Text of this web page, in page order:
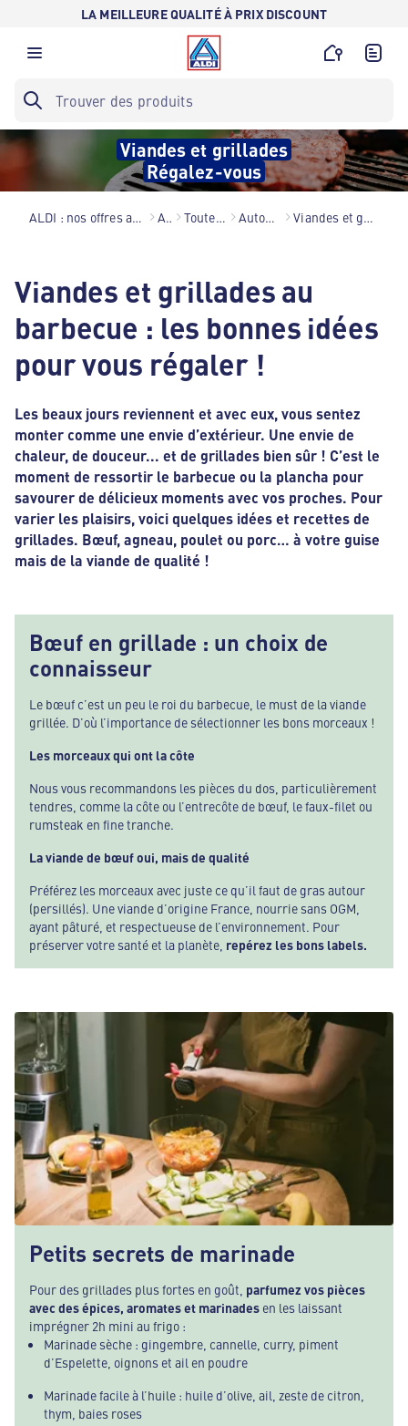
LA MEILLEURE QUALITÉ À PRIX DISCOUNT
Viandes et grillades
Régalez-vous
ALDI : nos offres au meilleur prix toute l’année ! Astuces Toutes nos astuces Autour de la viande Viandes et grillades au barbecue
Viandes et grillades au
barbecue : les bonnes idées
pour vous régaler !
Les beaux jours reviennent et avec eux, vous sentez
monter comme une envie d’extérieur. Une envie de
chaleur, de douceur... et de grillades bien sûr ! C’est le
moment de ressortir le barbecue ou la plancha pour
savourer de délicieux moments avec vos proches. Pour
varier les plaisirs, voici quelques idées et recettes de
grillades. Bœuf, agneau, poulet ou porc… à votre guise
mais de la viande de qualité !
Bœuf en grillade : un choix de
connaisseur
Le bœuf c’est un peu le roi du barbecue, le must de la viande
grillée. D’où l’importance de sélectionner les bons morceaux !
Les morceaux qui ont la côte
Nous vous recommandons les pièces du dos, particulièrement
tendres, comme la côte ou l’entrecôte de bœuf, le faux-filet ou
rumsteak en fine tranche.
La viande de bœuf oui, mais de qualité
Préférez les morceaux avec juste ce qu’il faut de gras autour
(persillés). Une viande d’origine France, nourrie sans OGM,
ayant pâturé, et respectueuse de l’environnement. Pour
préserver votre santé et la planète, repérez les bons labels.
Petits secrets de marinade
Pour des grillades plus fortes en goût, parfumez vos pièces
avec des épices, aromates et marinades en les laissant
imprégner 2h mini au frigo :
Marinade sèche : gingembre, cannelle, curry, piment
d’Espelette, oignons et ail en poudre
Marinade facile à l’huile : huile d’olive, ail, zeste de citron,
thym, baies roses